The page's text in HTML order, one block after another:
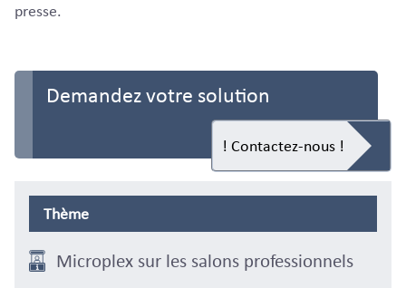
presse.
Demandez votre solution
! Contactez-nous !
Thème
Microplex sur les salons professionnels